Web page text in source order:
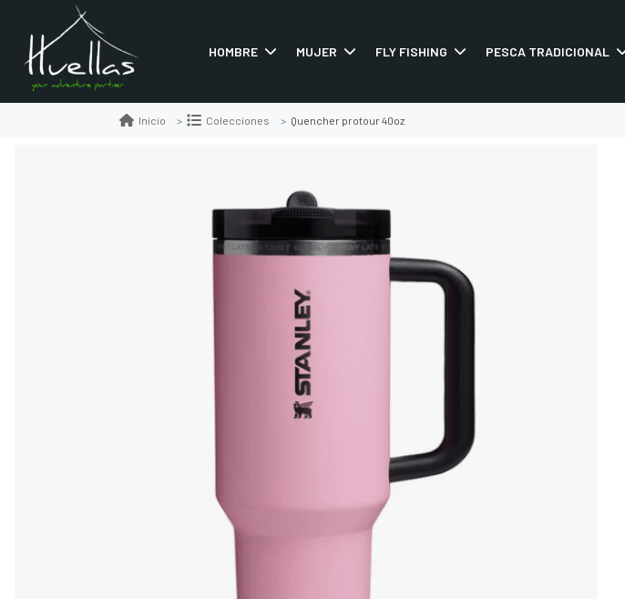
HOMBRE MUJER FLY FISHING PESCA TRADICIONAL
Inicio Colecciones Quencher protour 40oz